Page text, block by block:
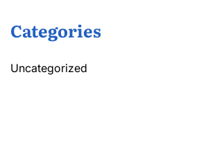
Categories
Uncategorized